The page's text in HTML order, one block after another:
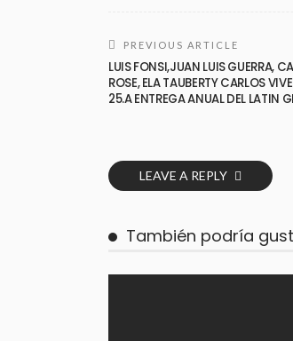
PREVIOUS ARTICLE
LUIS FONSI,JUAN LUIS GUERRA,
ROSE, ELA TAUBERTY CARLOS
25.A ENTREGA ANUAL DEL LATIN
LEAVE A REPLY
También podría